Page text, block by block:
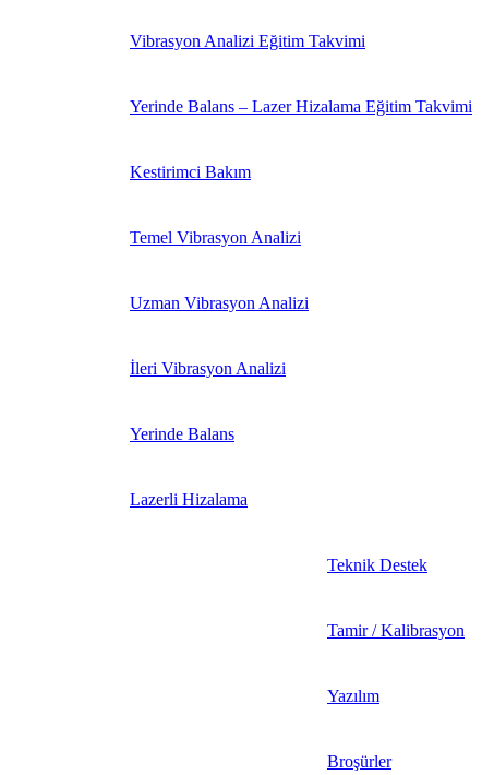
Vibrasyon Analizi Eğitim Takvimi
Yerinde Balans – Lazer Hizalama Eğitim Takvimi
Kestirimci Bakım
Temel Vibrasyon Analizi
Uzman Vibrasyon Analizi
İleri Vibrasyon Analizi
Yerinde Balans
Lazerli Hizalama
Teknik Destek
Tamir / Kalibrasyon
Yazılım
Broşürler